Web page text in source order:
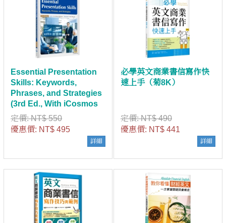
Essential Presentation
Skills: Keywords,
Phrases, and Strategies
(3rd Ed., With iCosmos
APP)（With No Answer
Key／無附解答）
定價:NT$ 550
優惠價: NT$ 495
詳細
必學英文商業書信寫作快
速上手（菊8K）
定價:NT$ 490
優惠價: NT$ 441
詳細